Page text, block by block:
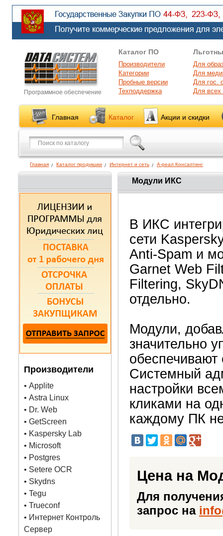
Программное обеспечение
Каталог ПО
Производители
Категории
Пробные версии
Техподдержка
Для
Для
Для гос.
Для
Главная Каталог Акции и скидки
Главная Каталог продукции Интернет и сеть А-реал Консалтинг
Производители
• Applite
• Astra Linux
• Dr. Web
• GetScreen
• Kaspersky Lab
• Microsoft
• Postgres
• Setere OCR
• Skydns
• Tegu
• Trueconf
• Интернет Контроль
Сервер
Модули ИКС
В ИКС
сети
Anti-Spam и
Garnet Web
Filtering,
отдельно.
Модули,
значительно
Системный
настройки
кликами на
каждому ПК
Цена на
Для
запрос на